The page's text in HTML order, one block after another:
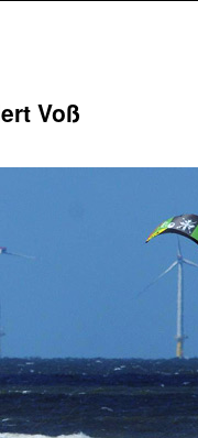
Voß